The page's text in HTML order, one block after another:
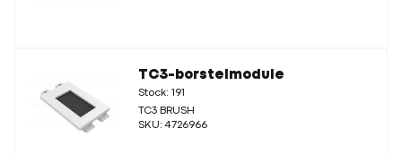
TC3-borstelmodule
Stock: 191
TC3 BRUSH
SKU: 4726966